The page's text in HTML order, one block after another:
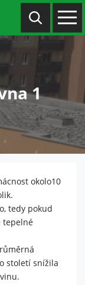
1
okolo10
tedy pokud
tepelné
století snížila